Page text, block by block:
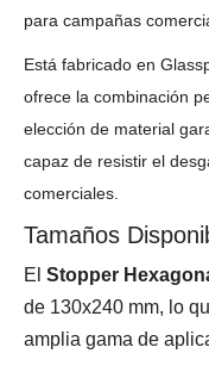
para campañas
Está fabricado en
ofrece la combinación
elección de material
capaz de resistir el
comerciales.
Tamaños
El Stopper
de 130x240 mm, lo
amplia gama de